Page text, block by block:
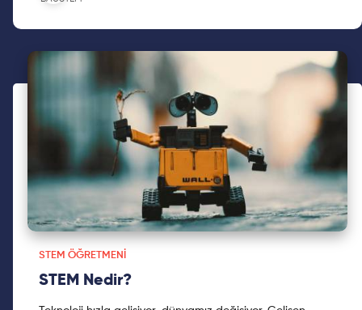
STEM ÖĞRETMENI
STEM Nedir?